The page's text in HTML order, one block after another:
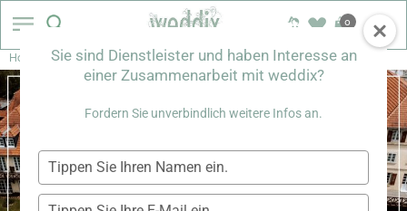
0
Home LOCATIONS
Sie sind Dienstleister und haben Interesse an
einer Zusammenarbeit mit weddix?
Fordern Sie unverbindlich weitere Infos an.
Tippen
Sie
Ihren
Tippen